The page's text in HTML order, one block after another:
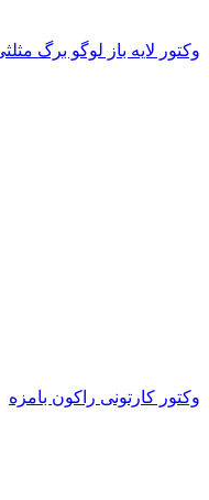
وکتور لایه باز لوگو برگ
وکتور کارتونی راکون بامزه